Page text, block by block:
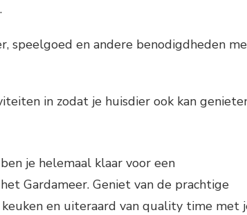
speelgoed en andere benodigdheden
in zodat je huisdier ook kan
je helemaal klaar voor een
Gardameer. Geniet van de prachtige
en uiteraard van quality time met